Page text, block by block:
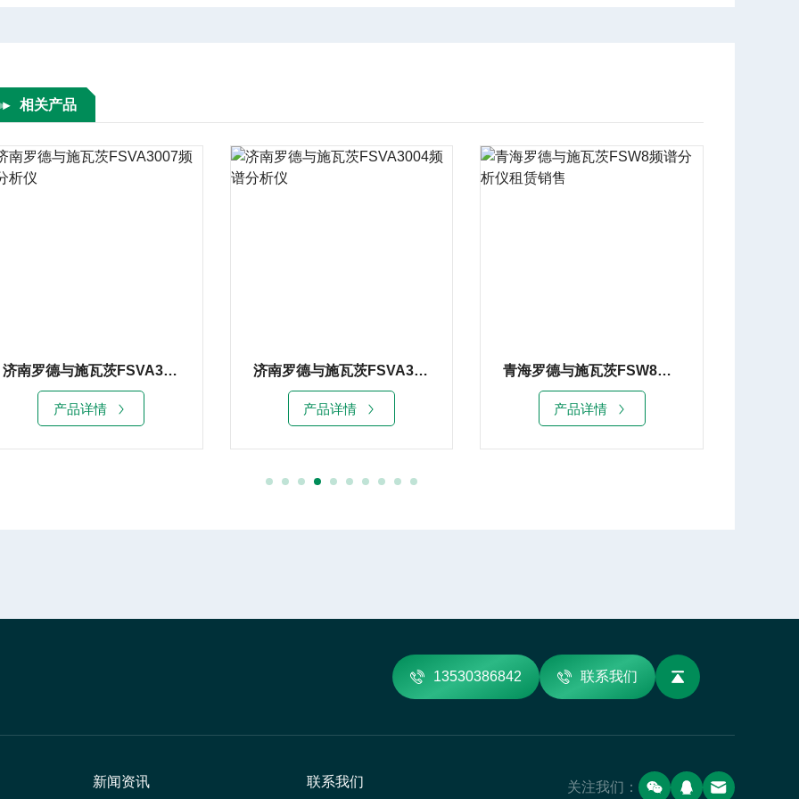
相关产品
济南罗德与施瓦茨FSVA3007频谱分析仪
产品详情
济南罗德与施瓦茨FSVA3004频谱分析仪
产品详情
青海罗德与施瓦茨FSW8频谱分析仪租赁销售
产品详情
13530386842 联系我们
新闻资讯 联系我们 关注我们：